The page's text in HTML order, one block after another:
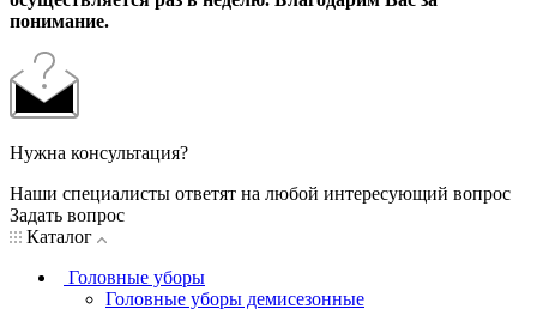
понимание.
Нужна консультация?
Наши специалисты ответят на любой интересующий вопрос
Задать вопрос
Каталог
Головные уборы
Головные уборы демисезонные